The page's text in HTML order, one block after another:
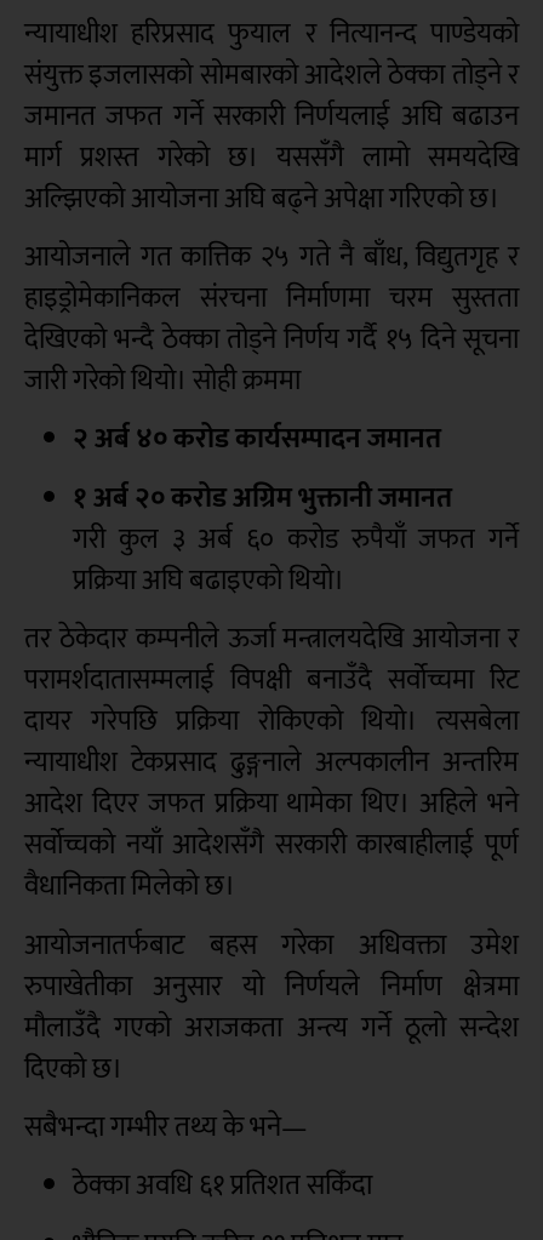
न्यायाधीश हरिप्रसाद फुयाल र नित्यानन्द पाण्डेयको
संयुक्त इजलासको सोमबारको आदेशले ठेक्का तोड्ने र
जमानत जफत गर्ने सरकारी निर्णयलाई अघि बढाउन
मार्ग प्रशस्त गरेको छ। यससँगै लामो समयदेखि
अल्झिएको आयोजना अघि बढ्ने अपेक्षा गरिएको छ।
आयोजनाले गत कात्तिक २५ गते नै बाँध, विद्युतगृह र
हाइड्रोमेकानिकल संरचना निर्माणमा चरम सुस्तता
देखिएको भन्दै ठेक्का तोड्ने निर्णय गर्दै १५ दिने सूचना
जारी गरेको थियो। सोही क्रममा
२ अर्ब ४० करोड कार्यसम्पादन जमानत
१ अर्ब २० करोड अग्रिम भुक्तानी जमानत
गरी कुल ३ अर्ब ६० करोड रुपैयाँ जफत गर्ने
प्रक्रिया अघि बढाइएको थियो।
तर ठेकेदार कम्पनीले ऊर्जा मन्त्रालयदेखि आयोजना र
परामर्शदातासम्मलाई विपक्षी बनाउँदै सर्वोच्चमा रिट
दायर गरेपछि प्रक्रिया रोकिएको थियो। त्यसबेला
न्यायाधीश टेकप्रसाद ढुङ्गनाले अल्पकालीन अन्तरिम
आदेश दिएर जफत प्रक्रिया थामेका थिए। अहिले भने
सर्वोच्चको नयाँ आदेशसँगै सरकारी कारबाहीलाई पूर्ण
वैधानिकता मिलेको छ।
आयोजनातर्फबाट बहस गरेका अधिवक्ता उमेश
रुपाखेतीका अनुसार यो निर्णयले निर्माण क्षेत्रमा
मौलाउँदै गएको अराजकता अन्त्य गर्ने ठूलो सन्देश
दिएको छ।
सबैभन्दा गम्भीर तथ्य के भने—
ठेक्का अवधि ६१ प्रतिशत सकिँदा